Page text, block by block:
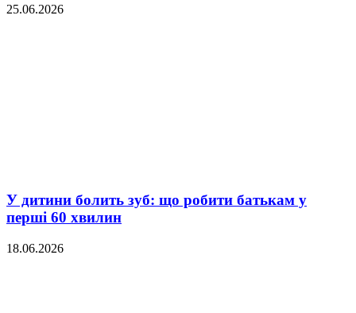
25.06.2026
У дитини болить зуб: що робити батькам у
перші 60 хвилин
18.06.2026